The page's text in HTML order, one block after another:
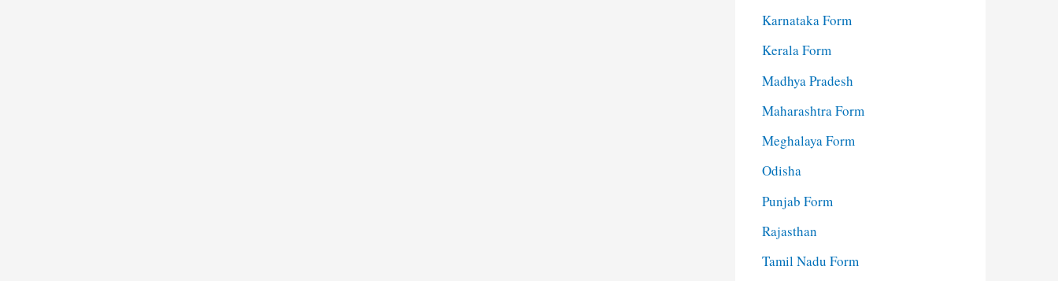
Karnataka Form
Kerala Form
Madhya Pradesh
Maharashtra Form
Meghalaya Form
Odisha
Punjab Form
Rajasthan
Tamil Nadu Form